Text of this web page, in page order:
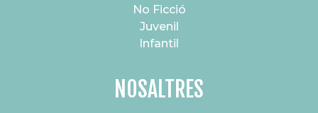
No Ficció
Juvenil
Infantil
NOSALTRES